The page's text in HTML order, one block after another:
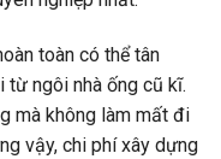
toàn có thể tân
từ ngôi nhà ống cũ kĩ.
mà không làm mất đi
vậy, chi phí xây dựng